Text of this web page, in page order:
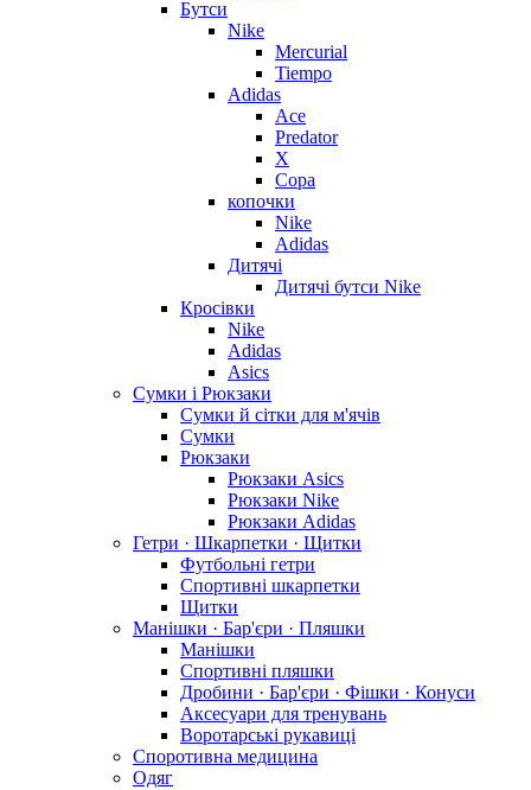
Бутси
Nike
Mercurial
Tiempo
Adidas
Ace
Predator
X
Copa
копочки
Nike
Adidas
Дитячі
Дитячі бутси Nike
Кросівки
Nike
Adidas
Asics
Сумки і Рюкзаки
Сумки й сітки для м'ячів
Сумки
Рюкзаки
Рюкзаки Asics
Рюкзаки Nike
Рюкзаки Adidas
Гетри · Шкарпетки · Щитки
Футбольні гетри
Спортивні шкарпетки
Щитки
Манішки · Бар'єри · Пляшки
Манішки
Спортивні пляшки
Дробини · Бар'єри · Фішки · Конуси
Аксесуари для тренувань
Воротарські рукавиці
Споротивна медицина
Одяг